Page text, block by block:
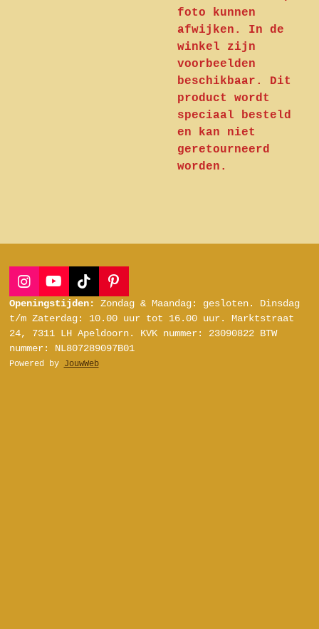
foto kunnen
afwijken. In de
winkel zijn
voorbeelden
beschikbaar. Dit
product wordt
speciaal besteld
en kan niet
geretourneerd
worden.
I
n
s
a
g
r
Y
o
u
T
b
e
T
i
o
k
P
i
n
r
Openingstijden: Zondag & Maandag: gesloten.
Dinsdag
t/m Zaterdag: 10.00 uur tot 16.00 uur. Marktstraat
24, 7311 LH Apeldoorn.
KVK nummer: 23090822 BTW
nummer: NL807289097B01
Powered by JouwWeb